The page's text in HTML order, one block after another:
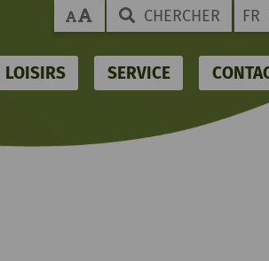
CHERCHER FR
LOISIRS SERVICE